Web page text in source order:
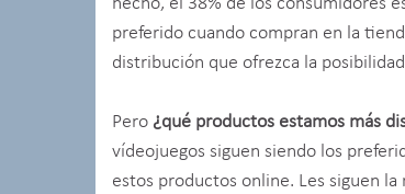
preferido cuando compran en la
distribución que ofrezca la
Pero ¿qué productos estamos más
vídeojuegos siguen siendo los
estos productos online. Les siguen